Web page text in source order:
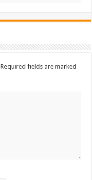
Required fields are marked